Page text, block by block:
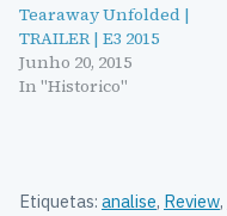
irrepetível Tearaway
Unfolded™, o aclamado
título da Media Molecule
para a PS®Vita, regressa
Tearaway Unfolded |
TRAILER | E3 2015
Junho 20, 2015
In "Historico"
Etiquetas: analise, Review,